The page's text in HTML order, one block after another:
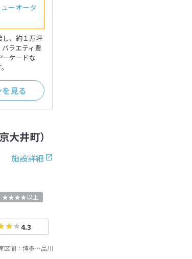
ーオータ
し、約１万坪
ラエティ豊
ーケードな
見る
大井町）
施設詳細
★★★★以上
4.3
区間： 博多～品川